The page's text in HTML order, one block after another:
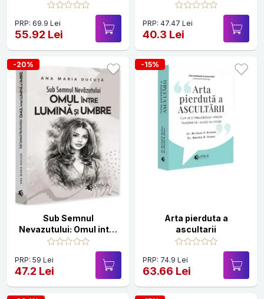
PRP: 69.9 Lei
55.92 Lei
PRP: 47.47 Lei
40.3 Lei
-20%
Sub Semnul
Nevazutului: Omul intre
Lumina si Umbre
PRP: 59 Lei
47.2 Lei
-15%
Arta pierduta a
ascultarii
PRP: 74.9 Lei
63.66 Lei